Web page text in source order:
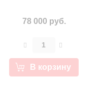
78 000 руб.
В корзину